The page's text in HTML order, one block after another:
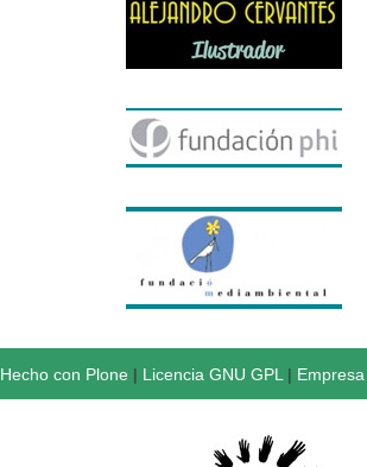
Hecho con Plone| Licencia GNU GPL |